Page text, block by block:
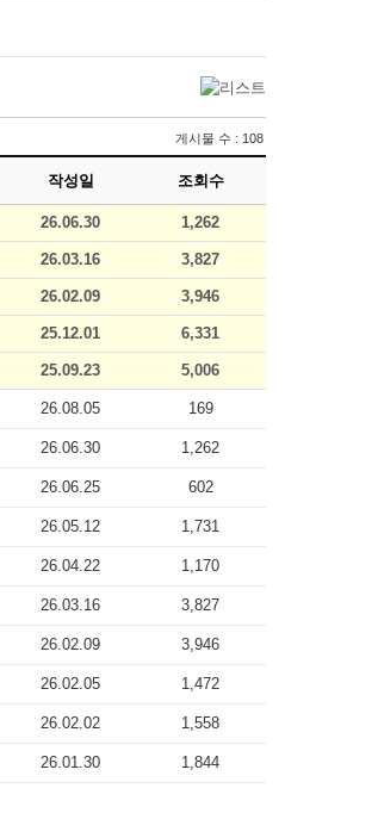
게시물 수 : 108
작성일 조회수
26.06.30 1,262
26.03.16 3,827
26.02.09 3,946
25.12.01 6,331
25.09.23 5,006
26.08.05 169
26.06.30 1,262
26.06.25 602
26.05.12 1,731
26.04.22 1,170
26.03.16 3,827
26.02.09 3,946
26.02.05 1,472
26.02.02 1,558
26.01.30 1,844